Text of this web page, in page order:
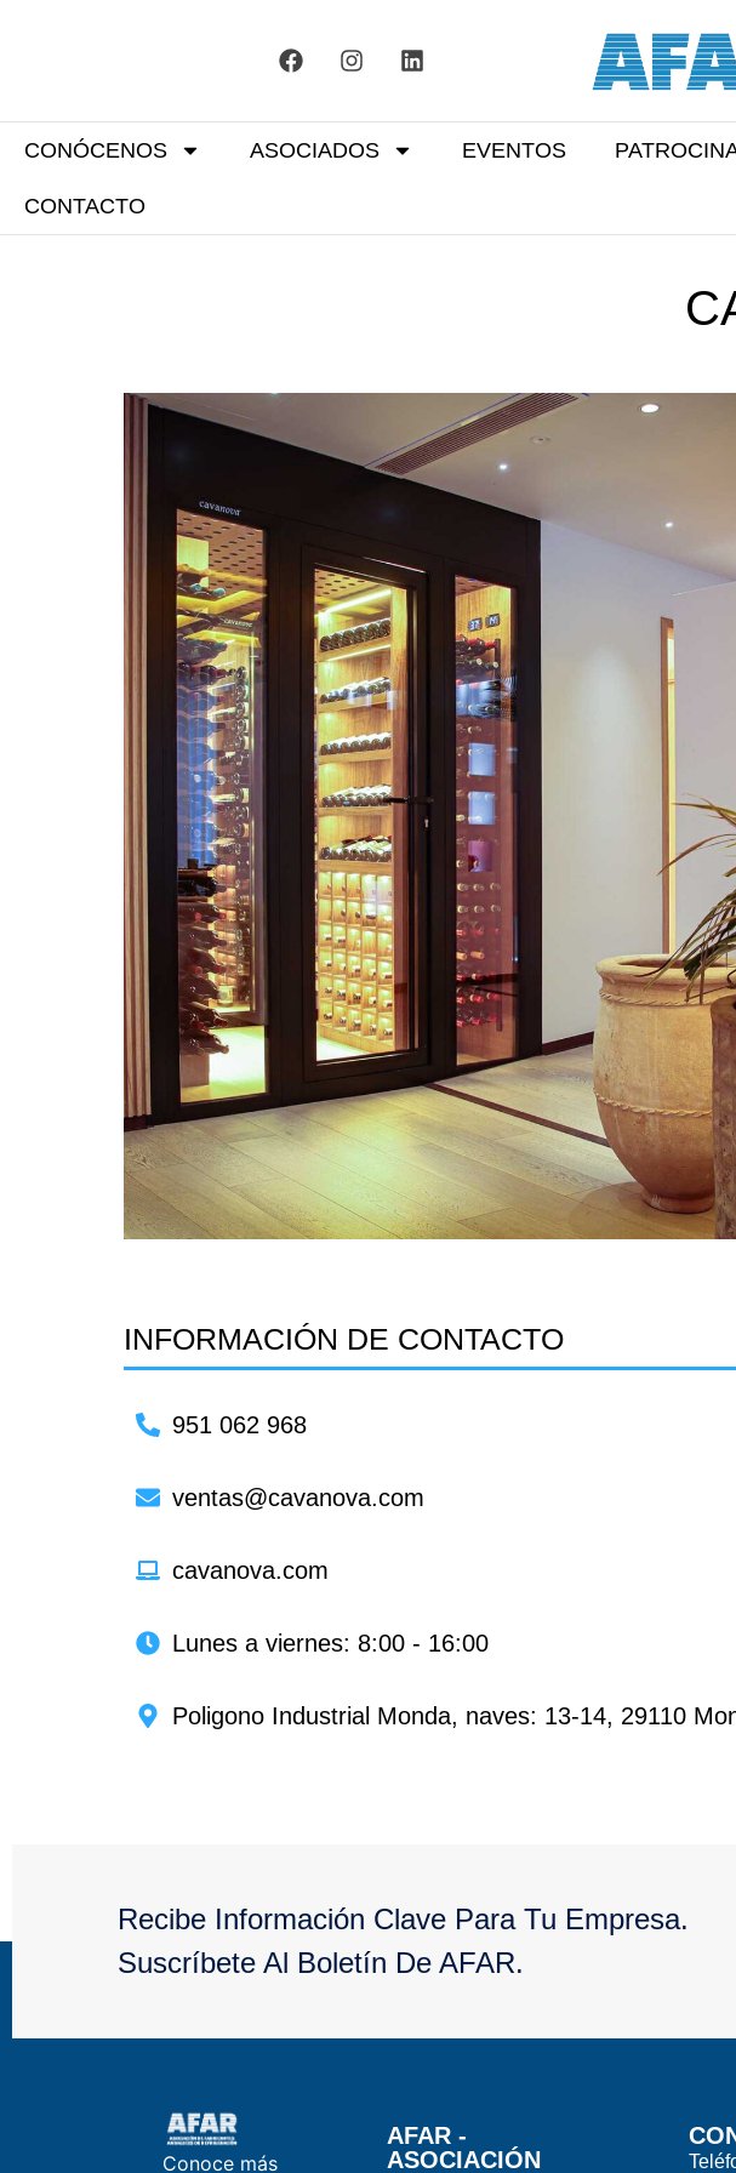
CONÓCENOS ASOCIADOS EVENTOS
CONTACTO
INFORMACIÓN DE CONTACTO
951 062 968
ventas@cavanova.com
cavanova.com
Lunes a viernes: 8:00 - 16:00
Poligono Industrial Monda, naves: 13-14, 29110
Recibe Información Clave Para Tu Empresa.
Suscríbete Al Boletín De AFAR.
Conoce más
AFAR -
ASOCIACIÓN